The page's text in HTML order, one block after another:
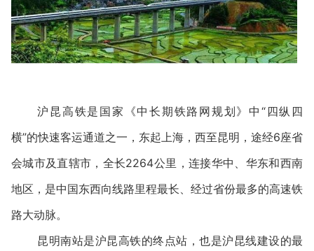
沪昆高铁是国家《中长期铁路网规划》中“四纵四
横”的快速客运通道之一，东起上海，西至昆明，途经6座省
会城市及直辖市，全长2264公里，连接华中、华东和西南
地区，是中国东西向线路里程最长、经过省份最多的高速铁
路大动脉。
昆明南站是沪昆高铁的终点站，也是沪昆线建设的最